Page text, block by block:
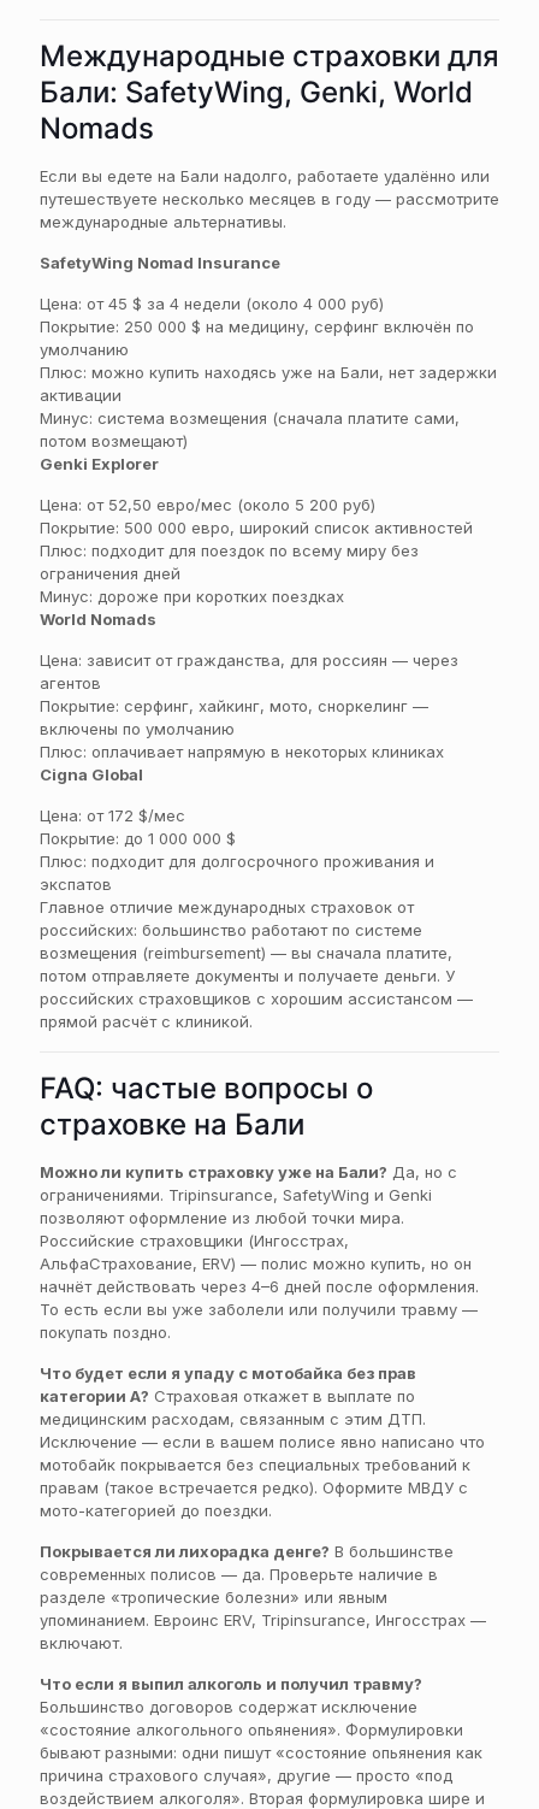
Международные страховки для
Бали: SafetyWing, Genki, World
Nomads
Если вы едете на Бали надолго, работаете удалённо или
путешествуете несколько месяцев в году — рассмотрите
международные альтернативы.
SafetyWing Nomad Insurance
Цена: от 45 $ за 4 недели (около 4 000 руб)
Покрытие: 250 000 $ на медицину, серфинг включён по
умолчанию
Плюс: можно купить находясь уже на Бали, нет задержки
активации
Минус: система возмещения (сначала платите сами,
потом возмещают)
Genki Explorer
Цена: от 52,50 евро/мес (около 5 200 руб)
Покрытие: 500 000 евро, широкий список активностей
Плюс: подходит для поездок по всему миру без
ограничения дней
Минус: дороже при коротких поездках
World Nomads
Цена: зависит от гражданства, для россиян — через
агентов
Покрытие: серфинг, хайкинг, мото, сноркелинг —
включены по умолчанию
Плюс: оплачивает напрямую в некоторых клиниках
Cigna Global
Цена: от 172 $/мес
Покрытие: до 1 000 000 $
Плюс: подходит для долгосрочного проживания и
экспатов
Главное отличие международных страховок от
российских: большинство работают по системе
возмещения (reimbursement) — вы сначала платите,
потом отправляете документы и получаете деньги. У
российских страховщиков с хорошим ассистансом —
прямой расчёт с клиникой.
FAQ: частые вопросы о
страховке на Бали
Можно ли купить страховку уже на Бали? Да, но с
ограничениями. Tripinsurance, SafetyWing и Genki
позволяют оформление из любой точки мира.
Российские страховщики (Ингосстрах,
АльфаСтрахование, ERV) — полис можно купить, но он
начнёт действовать через 4–6 дней после оформления.
То есть если вы уже заболели или получили травму —
покупать поздно.
Что будет если я упаду с мотобайка без прав
категории А? Страховая откажет в выплате по
медицинским расходам, связанным с этим ДТП.
Исключение — если в вашем полисе явно написано что
мотобайк покрывается без специальных требований к
правам (такое встречается редко). Оформите МВДУ с
мото-категорией до поездки.
Покрывается ли лихорадка денге? В большинстве
современных полисов — да. Проверьте наличие в
разделе «тропические болезни» или явным
упоминанием. Евроинс ERV, Tripinsurance, Ингосстрах —
включают.
Что если я выпил алкоголь и получил травму?
Большинство договоров содержат исключение
«состояние алкогольного опьянения». Формулировки
бывают разными: одни пишут «состояние опьянения как
причина страхового случая», другие — просто «под
воздействием алкоголя». Вторая формулировка шире и